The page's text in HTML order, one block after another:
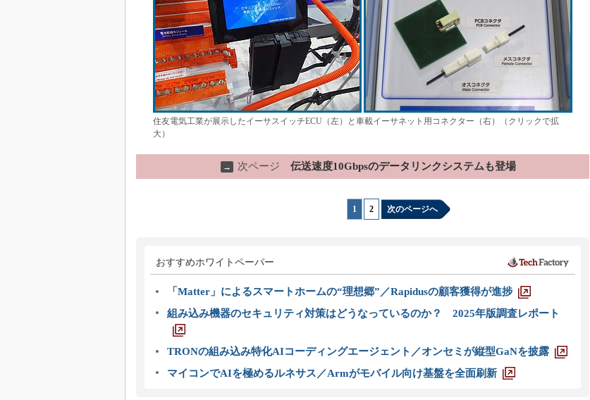
住友電気工業が展示したイーサスイッチECU（左）と車載イーサネット用コネクター（右）（クリックで拡
大）
→ 次ページ 伝送速度10Gbpsのデータリンクシステムも登場
1 2 次のページへ
おすすめホワイトペーパー
「Matter」によるスマートホームの“理想郷”／Rapidusの顧客獲得が進捗
組み込み機器のセキュリティ対策はどうなっているのか？ 2025年版調査レポート
TRONの組み込み特化AIコーディングエージェント／オンセミが縦型GaNを披露
マイコンでAIを極めるルネサス／Armがモバイル向け基盤を全面刷新